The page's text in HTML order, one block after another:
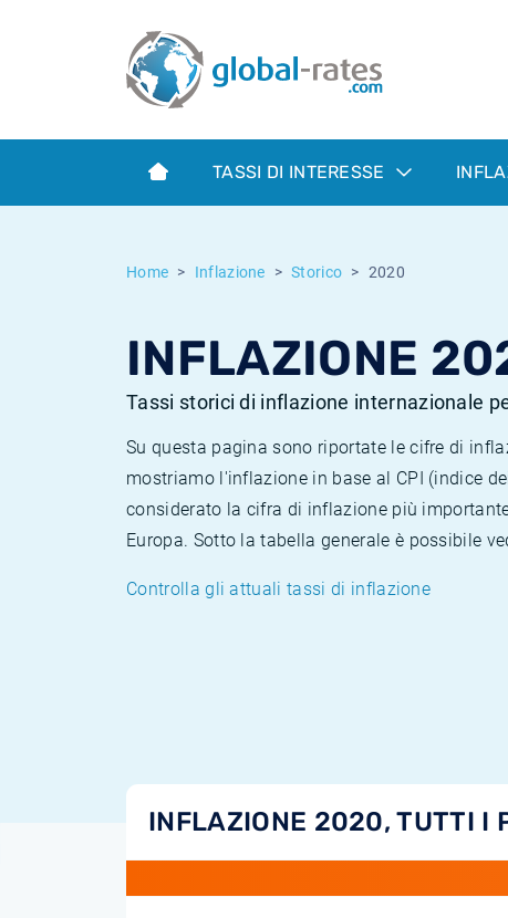
TASSI DI INTERESSE
Home Inflazione Storico 2020
INFLAZIONE
Tassi storici di inflazione internazionale
Su questa pagina sono riportate le cifre di
mostriamo l'inflazione in base al CPI (indice
considerato la cifra di inflazione più
Europa. Sotto la tabella generale è possibile
Controlla gli attuali tassi di inflazione
INFLAZIONE 2020, TUTTI I
Term SOFR
Cos'è l'inflazione CPI?
Cos'è l'inflazione HICP?
Inflazione Svizzera
Tassi storici Euribor
Tassi storici di ESTER
Tassi di inflazione storici
Calcolatore dell’inflazione